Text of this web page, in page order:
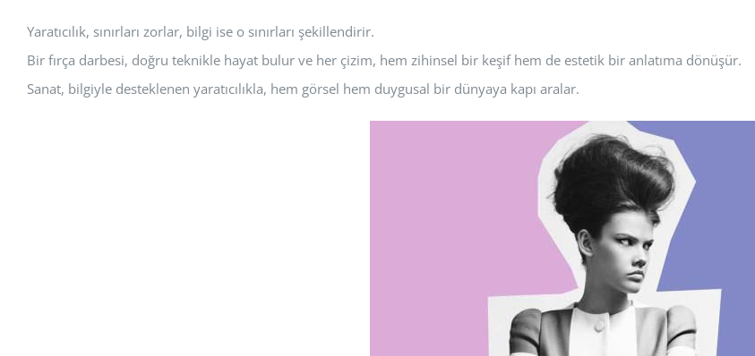
Yaratıcılık, sınırları zorlar, bilgi ise o sınırları şekillendirir.
Bir fırça darbesi, doğru teknikle hayat bulur ve her çizim, hem zihinsel bir keşif hem de estetik bir anlatıma dönüşür.
Sanat, bilgiyle desteklenen yaratıcılıkla, hem görsel hem duygusal bir dünyaya kapı aralar.